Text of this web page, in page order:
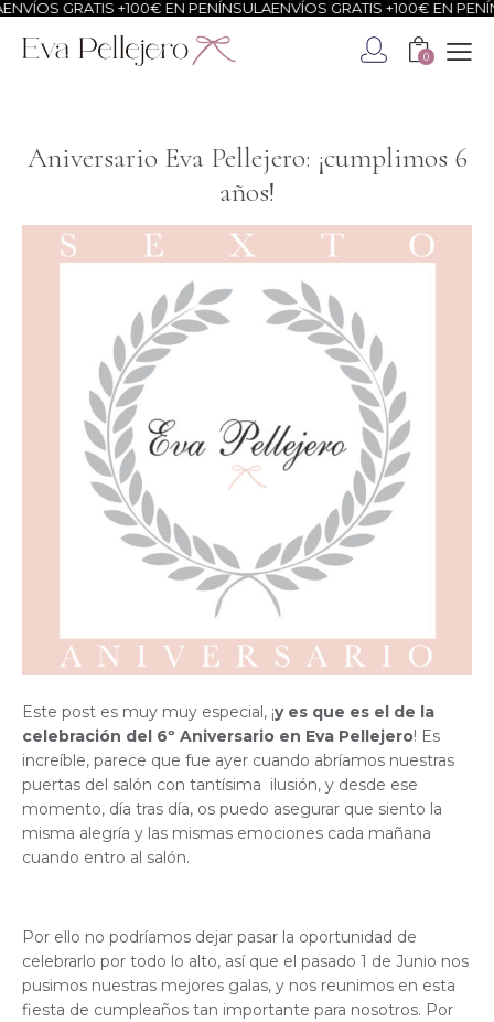
+100€ EN PENÍNSULAENVÍOS GRATIS +100€ EN PENÍNSULA
0
Aniversario Eva Pellejero: ¡cumplimos 6
años!
Este post es muy muy especial, ¡y es que es el de la
celebración del 6º Aniversario en Eva Pellejero! Es
increíble, parece que fue ayer cuando abríamos nuestras
puertas del salón con tantísima ilusión, y desde ese
momento, día tras día, os puedo asegurar que siento la
misma alegría y las mismas emociones cada mañana
cuando entro al salón.
Por ello no podríamos dejar pasar la oportunidad de
celebrarlo por todo lo alto, así que el pasado 1 de Junio nos
pusimos nuestras mejores galas, y nos reunimos en esta
fiesta de cumpleaños tan importante para nosotros. Por